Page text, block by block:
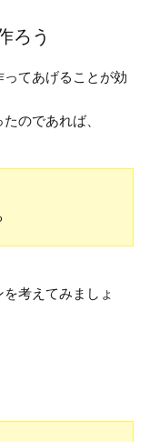
ろう
てあげる ことが効
のであれば、
を考えてみましょ